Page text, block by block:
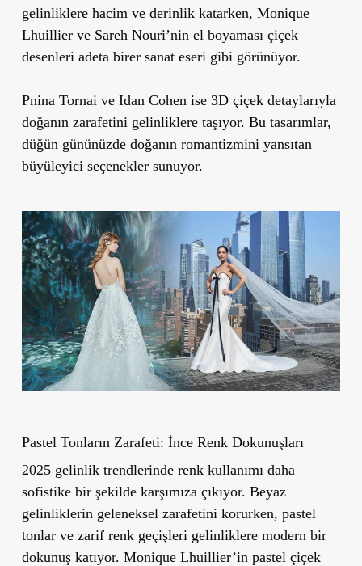
gelinliklere hacim ve derinlik katarken, Monique
Lhuillier ve Sareh Nouri’nin el boyaması çiçek
desenleri adeta birer sanat eseri gibi görünüyor.
Pnina Tornai ve Idan Cohen ise 3D çiçek detaylarıyla
doğanın zarafetini gelinliklere taşıyor. Bu tasarımlar,
düğün gününüzde doğanın romantizmini yansıtan
büyüleyici seçenekler sunuyor.
Pastel Tonların Zarafeti: İnce Renk Dokunuşları
2025 gelinlik trendlerinde renk kullanımı daha
sofistike bir şekilde karşımıza çıkıyor. Beyaz
gelinliklerin geleneksel zarafetini korurken, pastel
tonlar ve zarif renk geçişleri gelinliklere modern bir
dokunuş katıyor. Monique Lhuillier’in pastel çiçek